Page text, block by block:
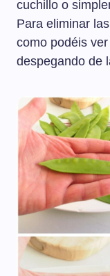
cuchillo o
Para eliminar
como podéis
despegando de